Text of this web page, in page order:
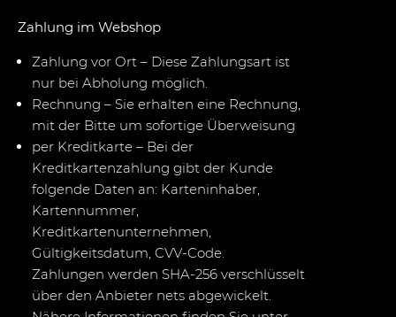
Zahlung im Webshop
Zahlung vor Ort – Diese Zahlungsart ist
nur bei Abholung möglich.
Rechnung – Sie erhalten eine Rechnung,
mit der Bitte um sofortige Überweisung
per Kreditkarte – Bei der
Kreditkartenzahlung gibt der Kunde
folgende Daten an: Karteninhaber,
Kartennummer,
Kreditkartenunternehmen,
Gültigkeitsdatum, CVV-Code.
Zahlungen werden SHA-256 verschlüsselt
über den Anbieter nets abgewickelt.